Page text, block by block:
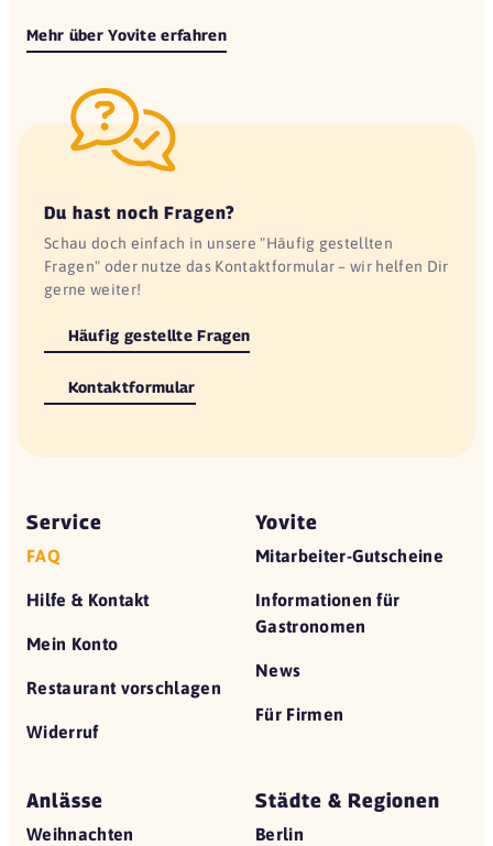
Mehr über Yovite erfahren
Du hast noch Fragen?
Schau doch einfach in unsere "Häufig gestellten
Fragen" oder nutze das Kontaktformular – wir helfen Dir
gerne weiter!
Häufig gestellte Fragen
Kontaktformular
Service
FAQ
Hilfe & Kontakt
Mein Konto
Restaurant vorschlagen
Widerruf
Yovite
Mitarbeiter-Gutscheine
Informationen für
Gastronomen
News
Für Firmen
Anlässe
Weihnachten
Städte & Regionen
Berlin